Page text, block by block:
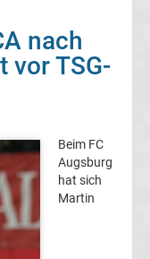
nach
vor TSG-
Beim FC
Augsburg
hat sich
Martin